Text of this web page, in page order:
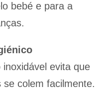
bebé e para a
evita que
colem facilmente.